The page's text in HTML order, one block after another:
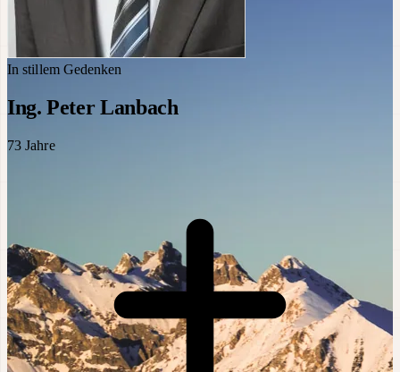
In stillem Gedenken
Ing. Peter Lanbach
73 Jahre